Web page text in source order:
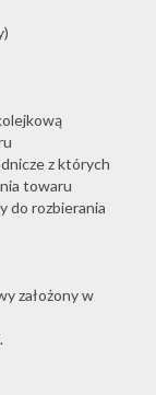
z których
towaru
do rozbierania
założony w